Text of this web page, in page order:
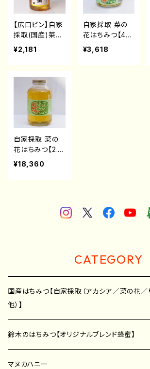
【広口ビン】自家
採取(国産)菜の
花はちみつ260
¥2,181
自家採取 菜の
花はちみつ【45
0g】
¥3,618
自家採取 菜の
花はちみつ【2.4
kg】
¥18,360
CATEGORY
国産はちみつ【自家採取（アカシア／菜の花／
他）】
アカシア蜂蜜
菜の花蜂蜜
鈴木のはちみつ【オリジナルブレンド蜂蜜】
アカシア蜂蜜
マヌカハニー